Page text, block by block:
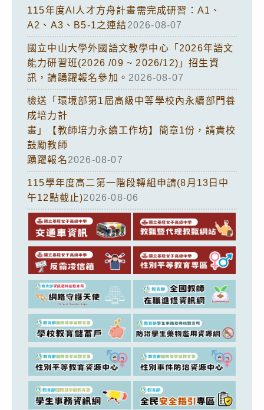
115年度AI人才方舟計畫需完成研習：A1、
A2、A3、B5-1之連結2026-08-07
國立中山大學外國語文教學中心「2026年語文
能力研習班(2026 /09 ~ 2026/12)」招生資
訊，請踴躍報名參加。 2026-08-07
檢送「環境部第1屆高級中等學校內永續部門養
成培力計
畫」【教師培力永續工作坊】簡章1份，請貴校
鼓勵教師
踴躍報名2026-08-07
115學年度高二第一階段轉組申請(8月13日中
午12點截止)2026-08-06